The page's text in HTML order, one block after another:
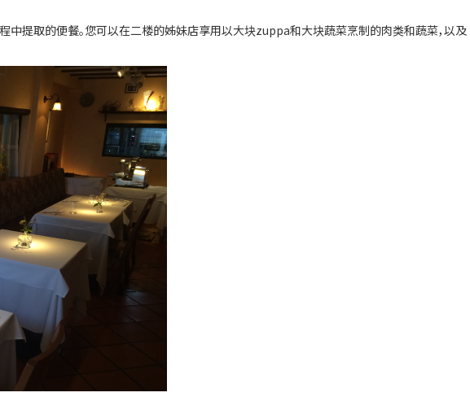
中提取的便餐。您可以在二楼的姊妹店享用以大块zuppa和大块蔬菜烹制的肉类和蔬菜，以及